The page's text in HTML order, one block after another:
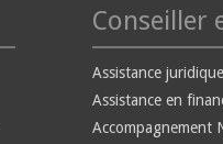
Conseiller
Assistance juridique
Assistance en
Accompagnement